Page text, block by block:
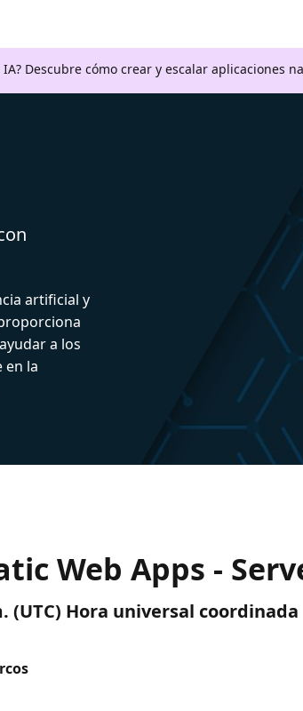
IA? Descubre cómo crear y escalar aplicaciones
artificial y
a los
en la
Web Apps -
(UTC) Hora universal coordinada